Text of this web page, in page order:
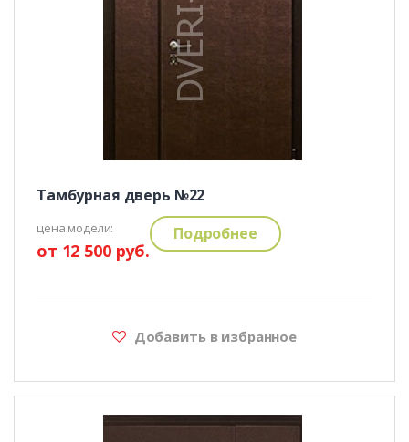
Тамбурная дверь №22
цена модели:
от 12 500 руб.
Подробнее
Добавить в избранное